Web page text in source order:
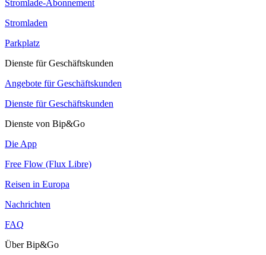
Stromlade-Abonnement
Stromladen
Parkplatz
Dienste für Geschäftskunden
Angebote für Geschäftskunden
Dienste für Geschäftskunden
Dienste von Bip&Go
Die App
Free Flow (Flux Libre)
Reisen in Europa
Nachrichten
FAQ
Über Bip&Go